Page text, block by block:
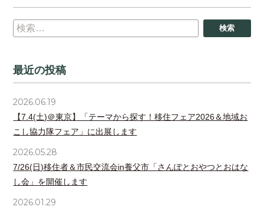
最近の投稿
2026.06.19
【7.4(土)＠東京】「テーマから探す！移住フェア2026＆地域お
こし協力隊フェア」に出展します
2026.05.28
7/26(日)移住者＆市民交流会in養父市「さんぽとおやつとおはな
し会」を開催します
2026.01.29